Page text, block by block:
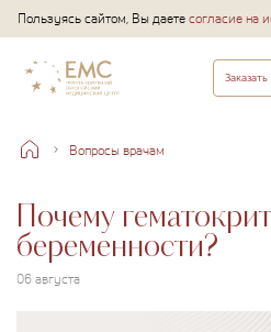
Пользуясь сайтом, Вы даетесогласие на
Вопросы врачам
Почему
беременности?
06 августа